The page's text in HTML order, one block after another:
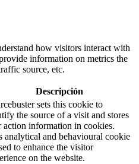
how visitors interact with
information on metrics the
source, etc.
Descripción
sets this cookie to
the source of a visit and stores
action information in cookies.
analytical and behavioural cookie
to enhance the visitor
on the website.